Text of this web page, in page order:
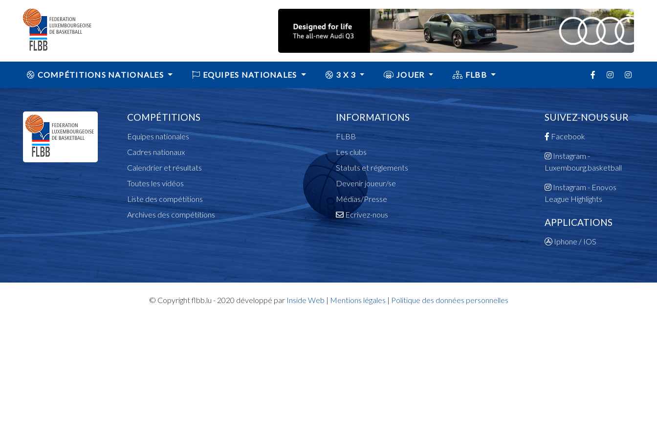
COMPÉTITIONS NATIONALES EQUIPES NATIONALES 3 X 3 JOUER FLBB
COMPÉTITIONS
Equipes nationales
Cadres nationaux
Calendrier et résultats
Toutes les vidéos
Liste des compétitions
Archives des compétitions
INFORMATIONS
FLBB
Les clubs
Statuts et réglements
Devenir joueur/se
Médias/Presse
Ecrivez-nous
SUIVEZ-NOUS SUR
Facebook
Instagram -
Luxembourg.basketball
Instagram - Enovos
League Highlights
APPLICATIONS
Iphone / IOS
© Copyright flbb.lu - 2020 développé par Inside Web | Mentions légales | Politique des données personnelles